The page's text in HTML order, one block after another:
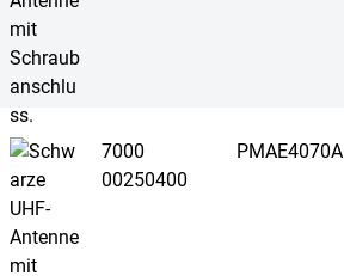
7000
00250400
PMAE4070A